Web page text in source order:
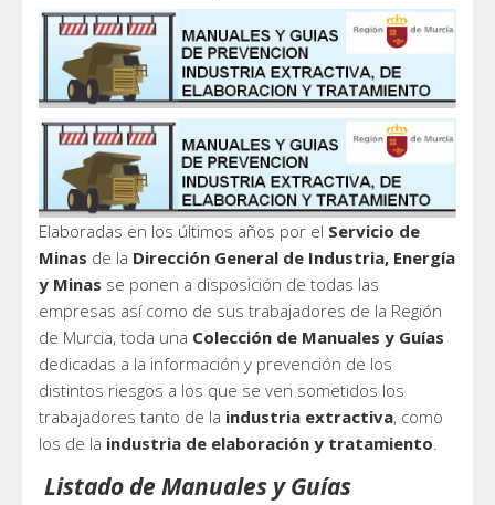
Elaboradas en los últimos años por el Servicio de
Minas de la Dirección General de Industria, Energía
y Minas se ponen a disposición de todas las
empresas así como de sus trabajadores de la Región
de Murcia, toda una Colección de Manuales y Guías
dedicadas a la información y prevención de los
distintos riesgos a los que se ven sometidos los
trabajadores tanto de la industria extractiva, como
los de la industria de elaboración y tratamiento
Listado de Manuales y Guías